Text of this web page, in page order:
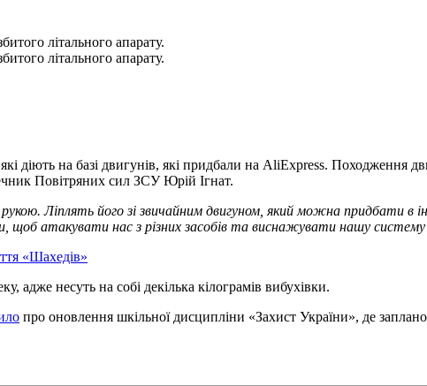
літального апарату.
літального апарату.
діють на базі двигунів, які придбали на AliExpress. Походження
Повітряних сил ЗСУ Юрій Ігнат.
Ліплять його зі звичайним двигуном, який можна придбати
щоб атакувати нас з різних засобів та виснажувати нашу
«Шахедів»
адже несуть на собі декілька кілограмів вибухівки.
про оновлення шкільної дисципліни «Захист України», де